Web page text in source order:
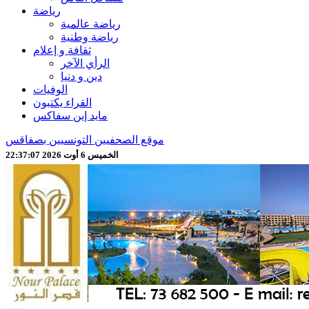
رياضة
رياضة عالمية
رياضة وطنية
ثقافة و إعلام
الرأي الآخر
دين و دنيا
الوفيات
القراء يكتبون
مايد إين سفاكس
موقع الصحفيين التونسيين بصفاقس
الخميس 6 أوت 2026 22:37:09